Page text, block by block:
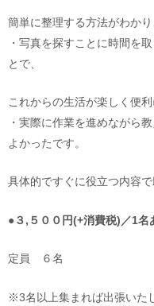
簡単に整理する方法がわかり
・写真を探すことに時間を
とで、
これからの生活が楽しく便利
・実際に作業を進めながら
よかったです。
具体的ですぐに役立つ内容で
●３,５００円(+消費税)／1名
定員 ６名
※3名以上集まれば出張いた